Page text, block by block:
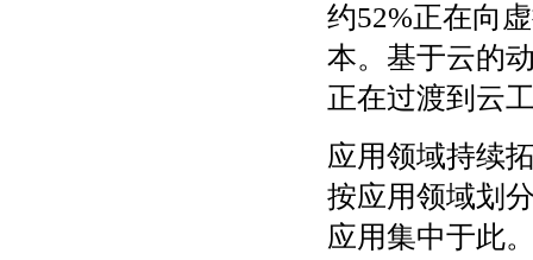
约52%正在向
本。基于云的
正在过渡到云
应用领域持续
按应用领域划
应用集中于此